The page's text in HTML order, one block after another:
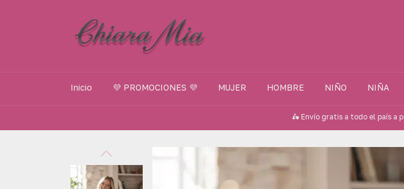
Inicio 💜 PROMOCIONES 💜 MUJER HOMBRE NIÑO NIÑA
🛵 Envío gratis a todo el país a partir de